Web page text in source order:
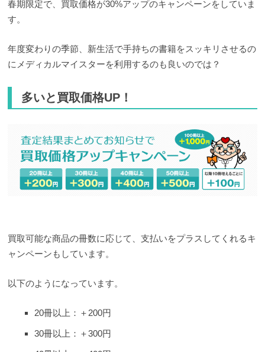
春期限定で、買取価格が30%アップのキャンペーンをしていま
す。
年度変わりの季節、新生活で手持ちの書籍をスッキリさせるの
にメディカルマイスターを利用するのも良いのでは？
多いと買取価格UP！
買取可能な商品の冊数に応じて、支払いをプラスしてくれるキ
ャンペーンもしています。
以下のようになっています。
20冊以上：＋200円
30冊以上：＋300円